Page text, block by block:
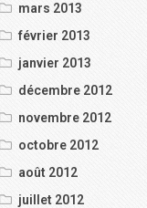
mars 2013
février 2013
janvier 2013
décembre 2012
novembre 2012
octobre 2012
août 2012
juillet 2012